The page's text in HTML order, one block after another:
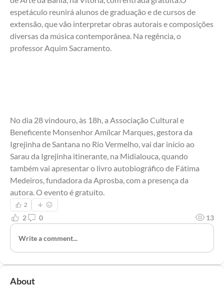
espetáculo reunirá alunos de graduação e de cursos de
extensão, que vão interpretar obras autorais e composições
diversas da música contemporânea. Na regência, o
professor Aquim Sacramento.
No dia 28 vindouro, às 18h, a Associação Cultural e
Beneficente Monsenhor Amílcar Marques, gestora da
Igrejinha de Santana no Rio Vermelho, vai dar início ao
Sarau da Igrejinha itinerante, na Midialouca, quando
também vai apresentar o livro autobiográfico de Fátima
Medeiros, fundadora da Aprosba, com a presença da
autora. O evento é gratuito.
2
2 0 13
Write a comment...
About